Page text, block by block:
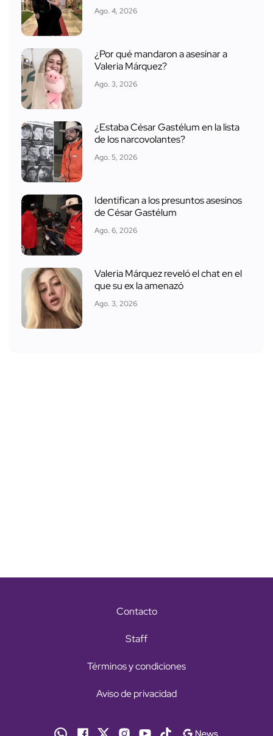
Ago. 4, 2026
¿Por qué mandaron a asesinar a
Valeria Márquez?
Ago. 3, 2026
¿Estaba César Gastélum en la lista
de los narcovolantes?
Ago. 5, 2026
Identifican a los presuntos asesinos
de César Gastélum
Ago. 6, 2026
Valeria Márquez reveló el chat en el
que su ex la amenazó
Ago. 3, 2026
Contacto
Staff
Términos y condiciones
Aviso de privacidad